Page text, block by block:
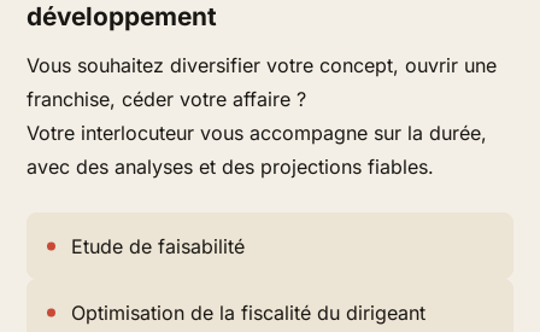
développement
Vous souhaitez diversifier votre concept, ouvrir une
franchise, céder votre affaire ?
Votre interlocuteur vous accompagne sur la durée,
avec des analyses et des projections fiables.
Etude de faisabilité
Optimisation de la fiscalité du dirigeant